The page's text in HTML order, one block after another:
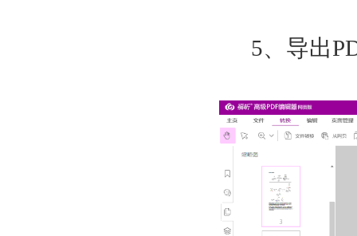
5、导出